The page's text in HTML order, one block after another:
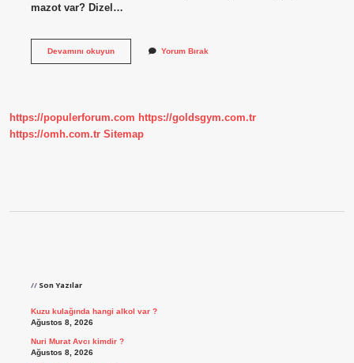
mazot var? Dizel…
Devamını okuyunMazot
Yorum Bırak
https://populerforum.com https://goldsgym.com.tr
https://omh.com.tr Sitemap
Son Yazılar
Kuzu kulağında hangi alkol var ?
Ağustos 8, 2026
Nuri Murat Avcı kimdir ?
Ağustos 8, 2026